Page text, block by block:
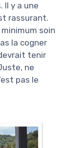
Il y a une
rassurant.
soin
la cogner
tenir
ne
pas le